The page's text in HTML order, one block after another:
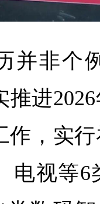
并非个
推进
作，实
电视等